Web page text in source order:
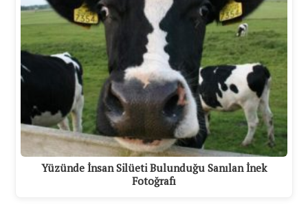
Yüzünde İnsan Silüeti Bulunduğu Sanılan İnek
Fotoğrafı